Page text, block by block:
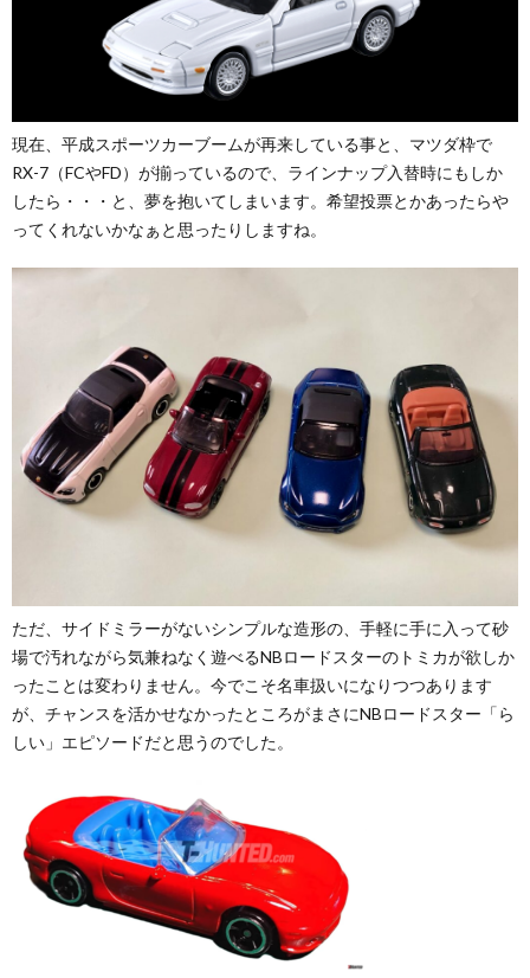
現在、平成スポーツカーブームが再来している事と、マツダ枠で
RX-7（FCやFD）が揃っているので、ラインナップ入替時にもしか
したら・・・と、夢を抱いてしまいます。希望投票とかあったらや
ってくれないかなぁと思ったりしますね。
ただ、サイドミラーがないシンプルな造形の、手軽に手に入って砂
場で汚れながら気兼ねなく遊べるNBロードスターのトミカが欲しか
ったことは変わりません。今でこそ名車扱いになりつつあります
が、チャンスを活かせなかったところがまさにNBロードスター「ら
しい」エピソードだと思うのでした。